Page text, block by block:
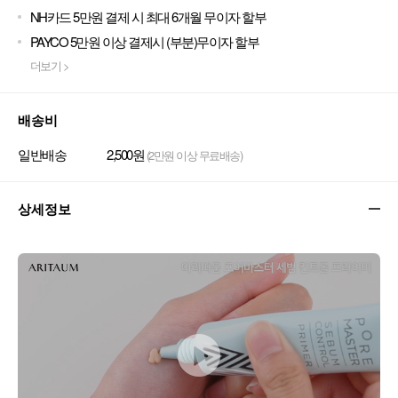
NH카드 5만원 결제 시 최대 6개월 무이자 할부
PAYCO 5만원 이상 결제시 (부분)무이자 할부
더보기 >
배송비
일반배송 2,500원 (2만원 이상 무료배송)
상세정보